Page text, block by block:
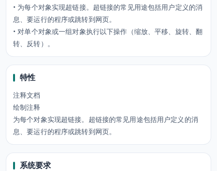
• 为每个对象实现超链接。超链接的常见用途包括用户定义的消
息、要运行的程序或跳转到网页。
• 对单个对象或一组对象执行以下操作（缩放、平移、旋转、翻
转、反转）。
特性
注释文档
绘制注释
为每个对象实现超链接。超链接的常见用途包括用户定义的消
息、要运行的程序或跳转到网页。
系统要求